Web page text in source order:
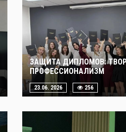
ЗАЩИТА ДИПЛОМОВ:
ПРОФЕССИОНАЛИЗМ
23.06. 2026 256